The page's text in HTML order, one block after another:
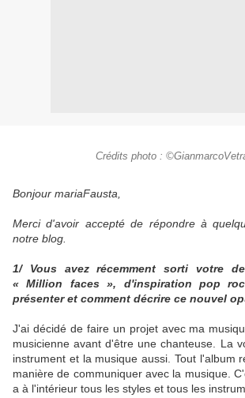
Crédits photo :
Bonjour mariaFausta,
Merci d'avoir accepté de répondre à
notre blog.
1/ Vous avez récemment sorti votre
« Million faces », d'inspiration pop
présenter et comment décrire ce nouvel
J'ai décidé de faire un projet avec ma
musicienne avant d'être une chanteuse. La
instrument et la musique aussi. Tout l'album
manière de communiquer avec la musique.
a à l'intérieur tous les styles et tous les